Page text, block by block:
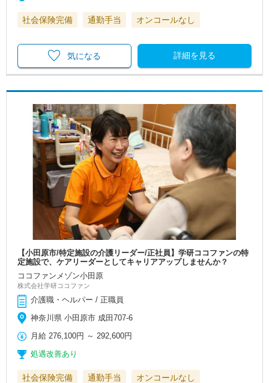
社会保険完備 通勤手当 オンコールなし
詳細を見る
気になる
【小田原市/特定施設の介護リーダー/正社員】学研ココファンの特
定施設で、ケアリーダーとしてキャリアアップしませんか？
ココファンメゾン小田原
株式会社学研ココファン
介護職・ヘルパー / 正職員
神奈川県 小田原市 成田707-6
月給 276,100円 ～ 292,600円
処遇改善あり
社会保険完備 通勤手当 オンコールなし